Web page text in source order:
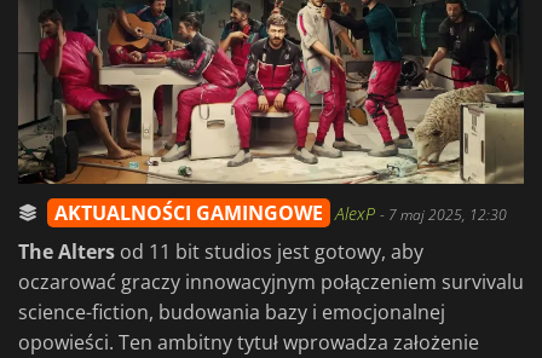
AKTUALNOŚCI GAMINGOWE AlexP - 7 maj 2025, 12:30
The Alters od 11 bit studios jest gotowy, aby
oczarować graczy innowacyjnym połączeniem survivalu
science-fiction, budowania bazy i emocjonalnej
opowieści. Ten ambitny tytuł wprowadza założenie